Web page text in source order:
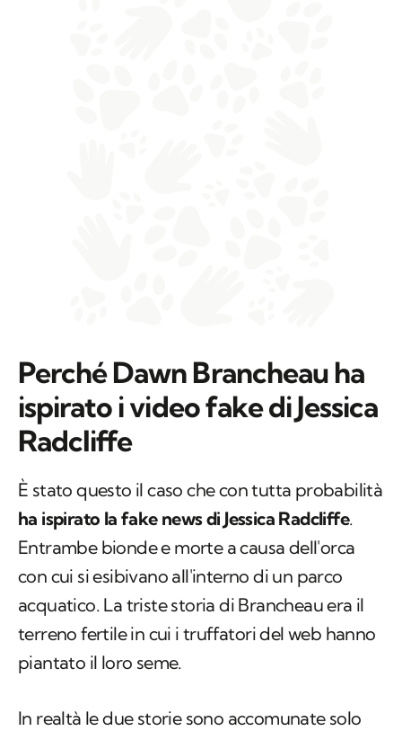
Perché Dawn Brancheau ha
ispirato i video fake di Jessica
Radcliffe
È stato questo il caso che con tutta probabilità
ha ispirato la fake news di Jessica Radcliffe.
Entrambe bionde e morte a causa dell'orca
con cui si esibivano all'interno di un parco
acquatico. La triste storia di Brancheau era il
terreno fertile in cui i truffatori del web hanno
piantato il loro seme.
In realtà le due storie sono accomunate solo